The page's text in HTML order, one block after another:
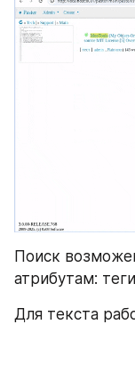
Поиск
атрибутам:
Для текста